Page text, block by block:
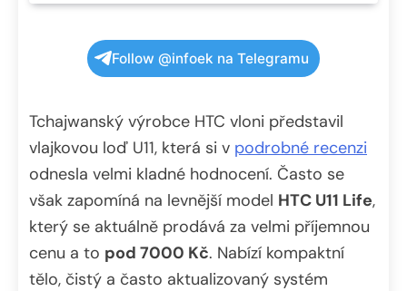
Follow @infoek na Telegramu
Tchajwanský výrobce HTC vloni představil
vlajkovou loď U11, která si v podrobné recenzi
odnesla velmi kladné hodnocení. Často se
však zapomíná na levnější model HTC U11 Life,
který se aktuálně prodává za velmi příjemnou
cenu a to pod 7000 Kč. Nabízí kompaktní
tělo, čistý a často aktualizovaný systém